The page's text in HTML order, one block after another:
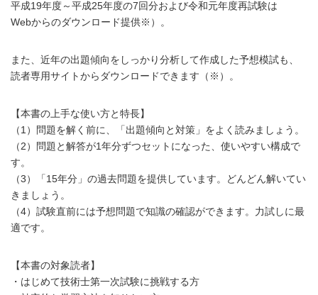
平成19年度～平成25年度の7回分および令和元年度再試験は
Webからのダウンロード提供※）。
また、近年の出題傾向をしっかり分析して作成した予想模試も、
読者専用サイトからダウンロードできます（※）。
【本書の上手な使い方と特長】
（1）問題を解く前に、「出題傾向と対策」をよく読みましょう。
（2）問題と解答が1年分ずつセットになった、使いやすい構成で
す。
（3）「15年分」の過去問題を提供しています。どんどん解いてい
きましょう。
（4）試験直前には予想問題で知識の確認ができます。力試しに最
適です。
【本書の対象読者】
・はじめて技術士第一次試験に挑戦する方